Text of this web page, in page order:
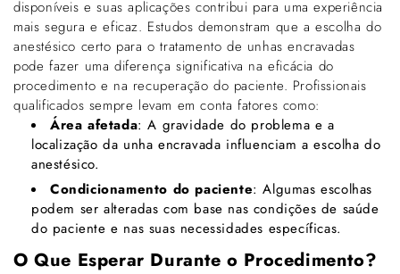
disponíveis e suas aplicações contribui para uma experiência
mais segura e eficaz. Estudos demonstram que a escolha do
anestésico certo para o tratamento de unhas encravadas
pode fazer uma diferença significativa na eficácia do
procedimento e na recuperação do paciente. Profissionais
qualificados sempre levam em conta fatores como:
Área afetada: A gravidade do problema e a
localização da unha encravada influenciam a escolha do
anestésico.
Condicionamento do paciente: Algumas escolhas
podem ser alteradas com base nas condições de saúde
do paciente e nas suas necessidades específicas.
O Que Esperar Durante o Procedimento?